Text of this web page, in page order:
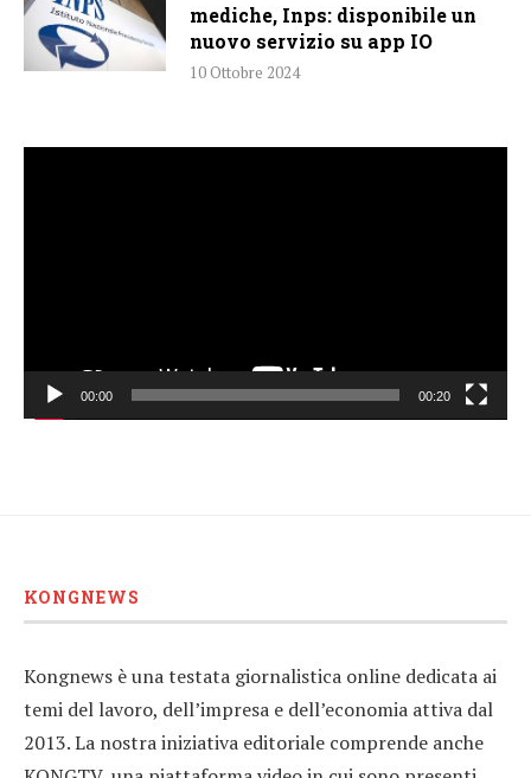
mediche, Inps: disponibile un
nuovo servizio su app IO
10 Ottobre 2024
00:00 00:20
KONGNEWS
Kongnews è una testata giornalistica online dedicata ai
temi del lavoro, dell’impresa e dell’economia attiva dal
2013. La nostra iniziativa editoriale comprende anche